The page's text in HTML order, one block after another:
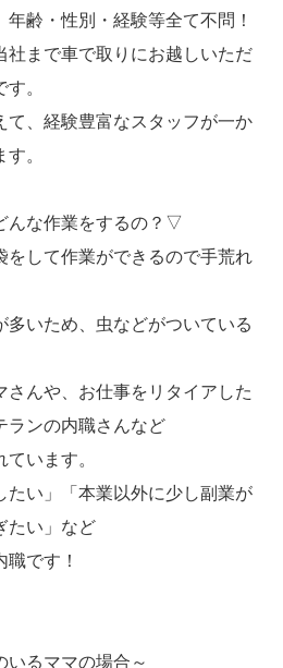
齢・性別・経験等全て不問！
社まで車で取りにお越しいただ
。
て、経験豊富なスタッフが一か
。
んな作業をするの？▽
をして作業ができるので手荒れ
多いため、虫などがついている
んや、お仕事をリタイアした
ランの内職さんなど
います。
たい」「本業以外に少し副業が
たい」など
です！
いるママの場合～